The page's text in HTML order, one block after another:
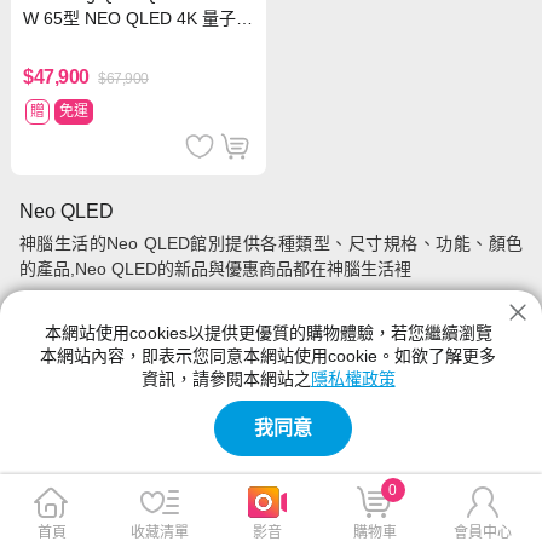
W 65型 NEO QLED 4K 量子
$47,900 $67,900
贈
免運
Neo QLED
神腦生活的Neo QLED館別提供各種類型、尺寸規格、功能、顏色
的產品,Neo QLED的新品與優惠商品都在神腦生活裡
本網站使用cookies以提供更優質的購物體驗，若您繼續瀏覽
本網站內容，即表示您同意本網站使用cookie。如欲了解更多
資訊，請參閱本網站之 隱私權政策
我同意
首頁 收藏清單 影音 購物車
0
會員中心